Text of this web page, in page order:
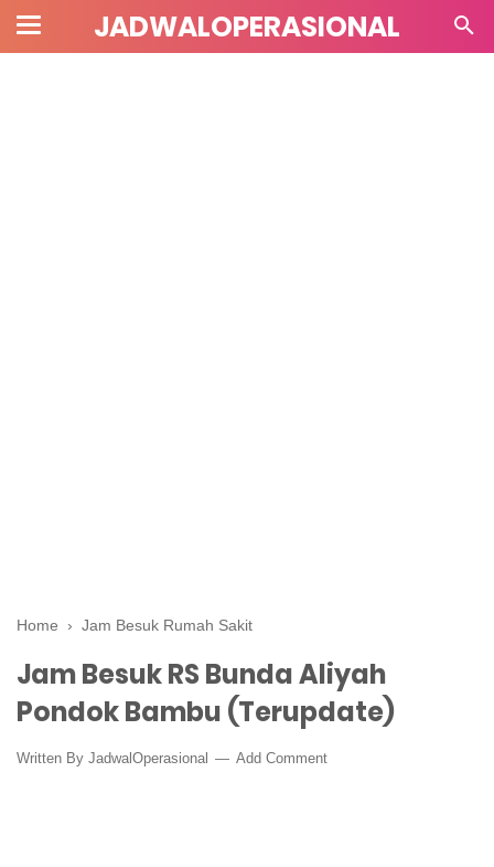
JADWALOPERASIONAL
Home › Jam Besuk Rumah Sakit
Jam Besuk RS Bunda Aliyah
Pondok Bambu (Terupdate)
Written By JadwalOperasional Add Comment